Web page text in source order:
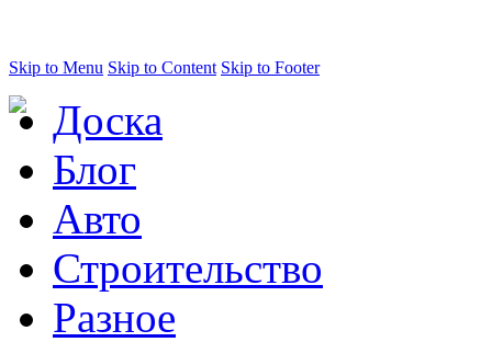
Skip to Menu Skip to Content Skip to Footer
Доска
Блог
Авто
Строительство
Разное